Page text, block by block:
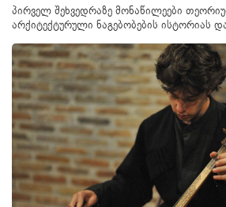
პირველ შეხვედრაზე მონაწილეები
არქიტექტურული ნაგებობების ისტორიას